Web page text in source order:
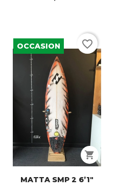
shopping_cart
MATTA SMP 2 6’1"
OCCASION favorite_border